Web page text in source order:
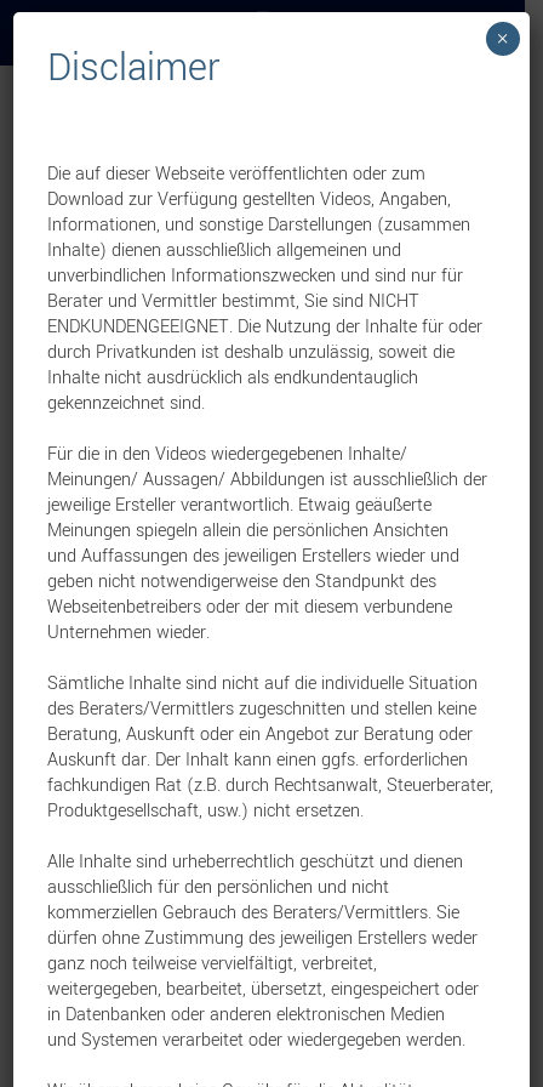
Wichtige Neuerung im
Zahlungsverkehr:
Verification of Payee
(VoP)
1. Oktober 2025
Ab dem 9. Oktober 2025 tritt eine neue EU-
Vorgabe in Kraft, die auch Ihre Kunden
betrifft: die Verification of Payee (VoP) –
auf Deutsch: Empfängerüberprüfung.
geprüft, ob der eingegebene
Empfängername mit der angegebenen IBAN
übereinstimmt. Ziel ist es, Überweisungen
sicherer zu machen und Fehlüberweisungen
oder Betrugsversuche zu vermeiden.
Was bedeutet das für Ihre
Kunden?
Disclaimer
Die auf dieser Webseite veröffentlichten oder zum
Download zur Verfügung gestellten Videos, Angaben,
Informationen, und sonstige Darstellungen (zusammen
Inhalte) dienen ausschließlich allgemeinen und
unverbindlichen Informationszwecken und sind nur für
Berater und Vermittler bestimmt, Sie sind NICHT
ENDKUNDENGEEIGNET. Die Nutzung der Inhalte für oder
durch Privatkunden ist deshalb unzulässig, soweit die
Inhalte nicht ausdrücklich als endkundentauglich
gekennzeichnet sind.
Für die in den Videos wiedergegebenen Inhalte/
Meinungen/ Aussagen/ Abbildungen ist ausschließlich der
jeweilige Ersteller verantwortlich. Etwaig geäußerte
Meinungen spiegeln allein die persönlichen Ansichten
und Auffassungen des jeweiligen Erstellers wieder und
geben nicht notwendigerweise den Standpunkt des
Webseitenbetreibers oder der mit diesem verbundene
Unternehmen wieder.
Sämtliche Inhalte sind nicht auf die individuelle Situation
des Beraters/Vermittlers zugeschnitten und stellen keine
Beratung, Auskunft oder ein Angebot zur Beratung oder
Auskunft dar. Der Inhalt kann einen ggfs. erforderlichen
fachkundigen Rat (z.B. durch Rechtsanwalt, Steuerberater,
Produktgesellschaft, usw.) nicht ersetzen.
Alle Inhalte sind urheberrechtlich geschützt und dienen
ausschließlich für den persönlichen und nicht
kommerziellen Gebrauch des Beraters/Vermittlers. Sie
dürfen ohne Zustimmung des jeweiligen Erstellers weder
ganz noch teilweise vervielfältigt, verbreitet,
weitergegeben, bearbeitet, übersetzt, eingespeichert oder
in Datenbanken oder anderen elektronischen Medien
und Systemen verarbeitet oder wiedergegeben werden.
×